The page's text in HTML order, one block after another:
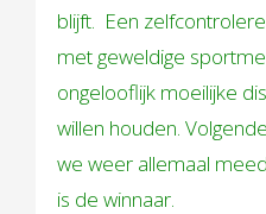
blijft. Een
met geweldige
ongelooflijk moeilijke
willen houden.
we weer allemaal
is de winnaar.